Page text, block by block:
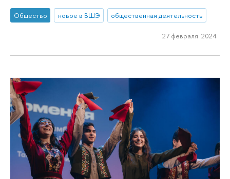
Общество новое в ВШЭ общественная деятельность
27 февраля 2024